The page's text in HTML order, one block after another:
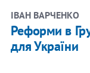
ІВАН ВАРЧЕНКО
Реформи в
для України